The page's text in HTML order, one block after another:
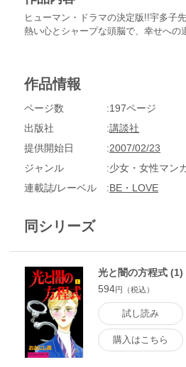
ヒューマン・ドラマの決定版!!宇多子
熱い心とシャープな頭脳で、幸せへの
作品情報
ページ数
197ページ
出版社
講談社
提供開始日
2007/02/23
ジャンル
少女・女性マン
連載誌/レーベル
BE・LOVE
同シリーズ
光と闇の方程式 (1)
594円（税込）
試し読み
購入はこちら